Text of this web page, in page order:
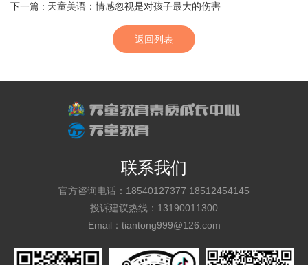
下一篇 : 天童美语：情感忽视是对孩子最大的伤害
返回列表
联系我们
官方咨询电话：18540127377 18512454145
投诉建议热线：13190011300
Email：tiantong999@126.com